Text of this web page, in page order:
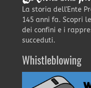
La storia dell'Ente
145 anni fa. Scopri
dei confini e i
succeduti.
Whistleblowing